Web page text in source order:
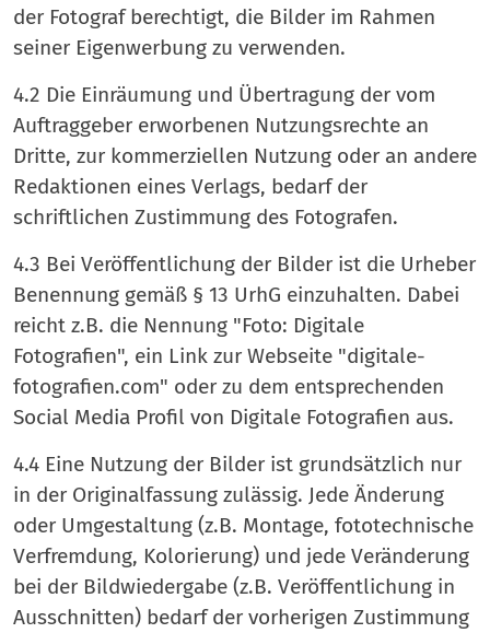
der Fotograf berechtigt, die Bilder im Rahmen
seiner Eigenwerbung zu verwenden.
4.2 Die Einräumung und Übertragung der vom
Auftraggeber erworbenen Nutzungsrechte an
Dritte, zur kommerziellen Nutzung oder an andere
Redaktionen eines Verlags, bedarf der
schriftlichen Zustimmung des Fotografen.
4.3 Bei Veröffentlichung der Bilder ist die Urheber
Benennung gemäß § 13 UrhG einzuhalten. Dabei
reicht z.B. die Nennung "Foto: Digitale
Fotografien", ein Link zur Webseite "digitale-
fotografien.com" oder zu dem entsprechenden
Social Media Profil von Digitale Fotografien aus.
4.4 Eine Nutzung der Bilder ist grundsätzlich nur
in der Originalfassung zulässig. Jede Änderung
oder Umgestaltung (z.B. Montage, fototechnische
Verfremdung, Kolorierung) und jede Veränderung
bei der Bildwiedergabe (z.B. Veröffentlichung in
Ausschnitten) bedarf der vorherigen Zustimmung